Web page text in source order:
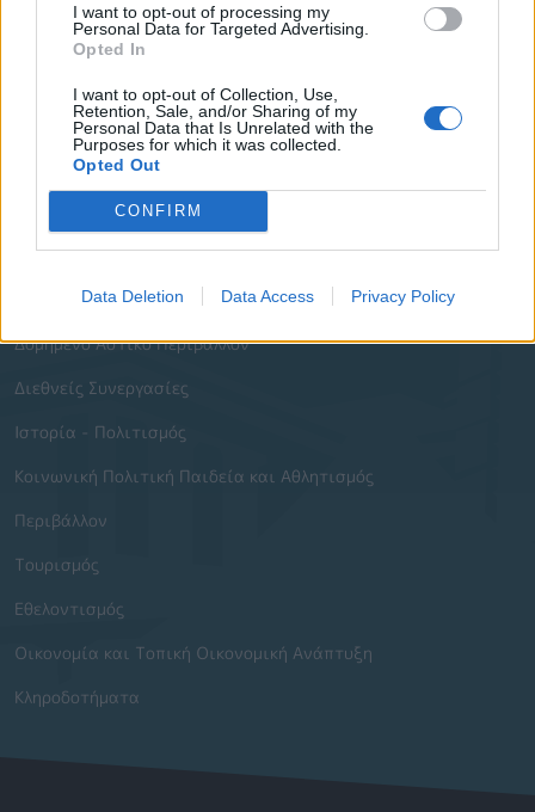
I want to opt-out of processing my
Personal Data for Targeted Advertising.
Opted In
I want to opt-out of Collection, Use,
Retention, Sale, and/or Sharing of my
Personal Data that Is Unrelated with the
Purposes for which it was collected.
Opted Out
CONFIRM
Data Deletion Data Access Privacy Policy
Δημοτικές Κοινότητες
Υπηρεσίες του Δήμου
Οι Δημοτικές Επιχειρήσεις
Χρήσιμα Τηλέφωνα
Ενότητες Ιστοτόπου
Διοίκηση και Ηλεκτρονική Διακυβέρνηση
Δομημένο Αστικό Περιβάλλον
Διεθνείς Συνεργασίες
Ιστορία - Πολιτισμός
Κοινωνική Πολιτική Παιδεία και Αθλητισμός
Περιβάλλον
Τουρισμός
Εθελοντισμός
Οικονομία και Τοπική Οικονομική Ανάπτυξη
Κληροδοτήματα